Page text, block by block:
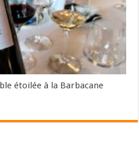
étoilée à la Barbacane